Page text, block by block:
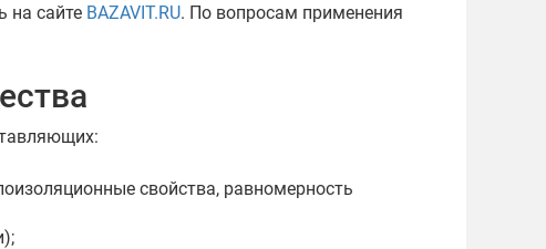
на сайте BAZAVIT.RU. По вопросам применения
свойства, равномерность